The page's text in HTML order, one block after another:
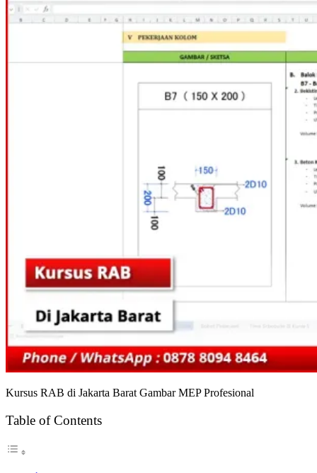
Kursus RAB di Jakarta Barat Gambar MEP Profesional
Table of Contents